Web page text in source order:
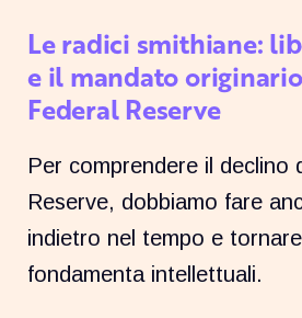
Le radici smithiane:
e il mandato
Federal Reserve
Per comprendere il declino
Reserve, dobbiamo fare
indietro nel tempo e
fondamenta intellettuali.